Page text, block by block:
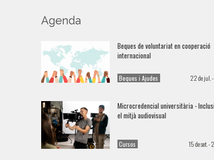
Agenda
Beques de voluntariat en cooperació
internacional
Beques i Ajudes 22 de jul. -
Microcredencial universitària -
el mitjà audiovisual
Cursos 15 de set. -